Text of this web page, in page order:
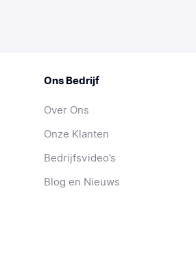
Ons Bedrijf
Over Ons
Onze Klanten
Bedrijfsvideo’s
Blog en Nieuws